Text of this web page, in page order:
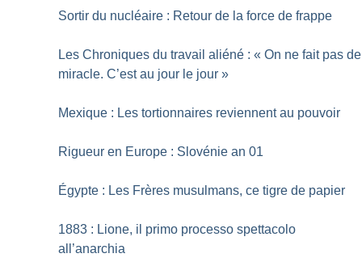
Sortir du nucléaire : Retour de la force de frappe
Les Chroniques du travail aliéné : « On ne fait pas de
miracle. C’est au jour le jour »
Mexique : Les tortionnaires reviennent au pouvoir
Rigueur en Europe : Slovénie an 01
Égypte : Les Frères musulmans, ce tigre de papier
1883 : Lione, il primo processo spettacolo
all’anarchia